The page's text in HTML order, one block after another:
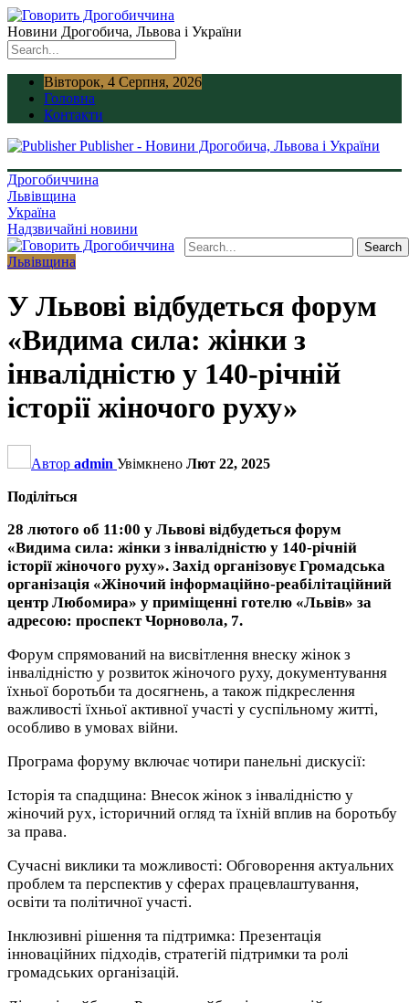
Новини Дрогобича, Львова і України
Вівторок, 4 Серпня, 2026
Головна
Контакти
Publisher - Новини Дрогобича, Львова і України
Дрогобиччина
Львівщина
Україна
Надзвичайні новини
Львівщина
У Львові відбудеться форум
«Видима сила: жінки з
інвалідністю у 140-річній
історії жіночого руху»
Автор admin Увімкнено Лют 22, 2025
Поділіться
28 лютого об 11:00 у Львові відбудеться форум
«Видима сила: жінки з інвалідністю у 140-річній
історії жіночого руху». Захід організовує Громадська
організація «Жіночий інформаційно-реабілітаційний
центр Любомира» у приміщенні готелю «Львів» за
адресою: проспект Чорновола, 7.
Форум спрямований на висвітлення внеску жінок з
інвалідністю у розвиток жіночого руху, документування
їхньої боротьби та досягнень, а також підкреслення
важливості їхньої активної участі у суспільному житті,
особливо в умовах війни.
Програма форуму включає чотири панельні дискусії:
Історія та спадщина: Внесок жінок з інвалідністю у
жіночий рух, історичний огляд та їхній вплив на боротьбу
за права.
Сучасні виклики та можливості: Обговорення актуальних
проблем та перспектив у сферах працевлаштування,
освіти та політичної участі.
Інклюзивні рішення та підтримка: Презентація
інноваційних підходів, стратегій підтримки та ролі
громадських організацій.